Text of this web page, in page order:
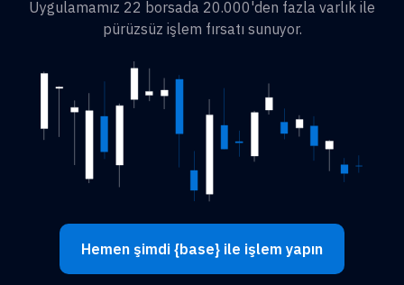
Uygulamamız 22 borsada 20.000'den fazla varlık ile
pürüzsüz işlem fırsatı sunuyor.
Hemen şimdi {base} ile işlem yapın